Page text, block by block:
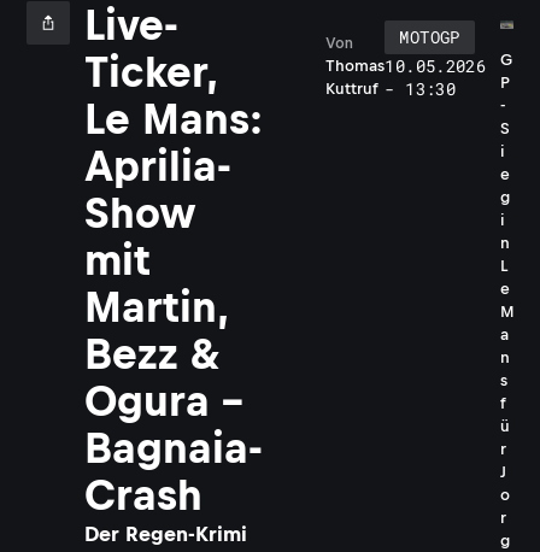
Live-
Ticker,
Le Mans:
Aprilia-
Show
mit
Martin,
Bezz &
Ogura –
Bagnaia-
Crash
Der Regen-Krimi
Thomas
Kuttruf
Von
MOTOGP
10.05.2026
- 13:30
G
P
-
S
i
e
g
i
n
L
e
M
a
n
s
f
ü
r
J
o
r
g